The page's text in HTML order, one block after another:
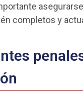
completos y